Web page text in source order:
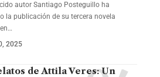
autor Santiago Posteguillo ha
la publicación de su tercera novela
2025
de Attila Veres: Un